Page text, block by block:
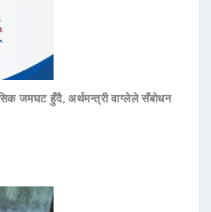
जमघट हुँदै, अर्थमन्त्री वाग्लेले सँबोधन